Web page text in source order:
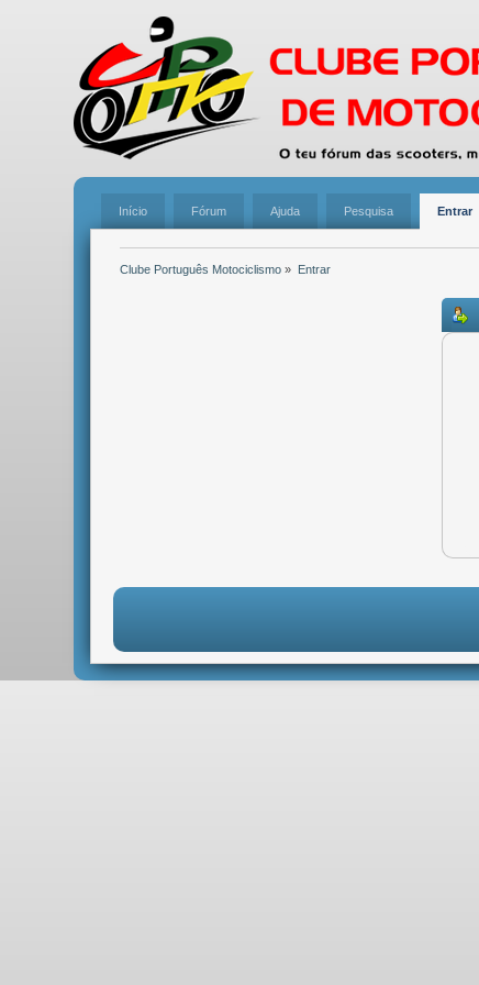
Início Fórum Ajuda Pesquisa Entrar
Clube Português Motociclismo » Entrar